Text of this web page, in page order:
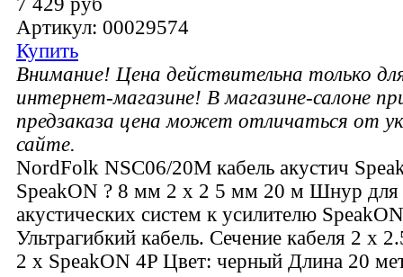
Артикул: 00029574
Купить
Внимание! Цена действительна только
интернет-магазине! В магазине-салоне
предзаказа цена может отличаться от
сайте.
NordFolk NSC06/20M кабель акустич
SpeakON ? 8 мм 2 х 2 5 мм 20 м Шнур для
акустических систем к усилителю
Ультрагибкий кабель. Сечение кабеля 2 х
2 x SpeakON 4P Цвет: черный Длина 20